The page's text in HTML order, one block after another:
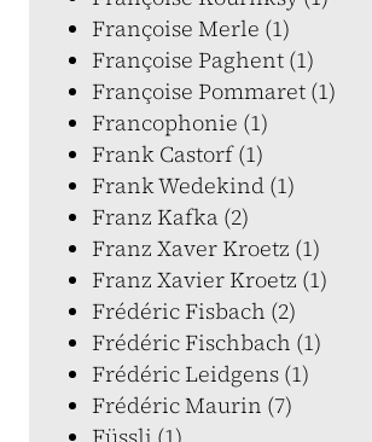
Françoise Merle (1)
Françoise Paghent (1)
Françoise Pommaret (1)
Francophonie (1)
Frank Castorf (1)
Frank Wedekind (1)
Franz Kafka (2)
Franz Xaver Kroetz (1)
Franz Xavier Kroetz (1)
Frédéric Fisbach (2)
Frédéric Fischbach (1)
Frédéric Leidgens (1)
Frédéric Maurin (7)